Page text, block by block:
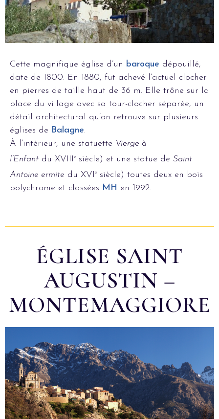
Cette magnifique église d’un baroque dépouillé,
date de 1800. En 1880, fut achevé l’actuel clocher
en pierres de taille haut de 36 m. Elle trône sur la
place du village avec sa tour-clocher séparée, un
détail architectural qu’on retrouve sur plusieurs
églises de Balagne.
À l’intérieur, une statuette Vierge à
l’Enfant du XVIII e siècle) et une statue de Saint
Antoine ermite du XVI e
siècle) toutes deux en bois
polychrome et classées MH en 1992.
ÉGLISE SAINT
AUGUSTIN –
MONTEMAGGIORE